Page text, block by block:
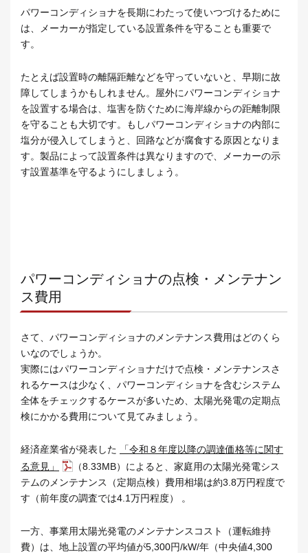
パワーコンディショナを長期にわたって使いつづけるために
は、メーカーが指定している設置条件を守ることも重要で
す。
たとえば設置時の離隔距離などを守っていないと、早期に故
障してしまうかもしれません。屋外にパワーコンディショナ
を設置する場合は、塩害を防ぐために海岸線からの距離制限
を守ることも大切です。もしパワーコンディショナの内部に
塩分が侵入してしまうと、回路などが腐食する原因となりま
す。製品によって設置条件は異なりますので、メーカーの示
す設置基準を守るようにしましょう。
パワーコンディショナの点検・メンテナン
ス費用
さて、パワーコンディショナのメンテナンス費用はどのくら
いなのでしょうか。
実際にはパワーコンディショナだけで点検・メンテナンスさ
れるケースは少なく、パワーコンディショナを含むシステム
全体をチェックするケースが多いため、太陽光発電の定期点
検にかかる費用について見てみましょう。
経済産業省が発表した
「令和８年度以降の調達価格等に関す
る意見」
（8.33MB）によると、家庭用の太陽光発電シス
テムのメンテナンス（定期点検）費用相場は約3.8万円程度で
す（前年度の調査では4.1万円程度） 。
一方、事業用太陽光発電のメンテナンスコスト（運転維持
費）は、地上設置の平均値が5,300円/kW/年（中央値4,300